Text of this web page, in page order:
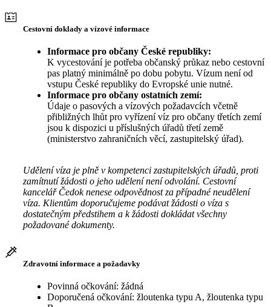
Cestovní doklady a vízové informace
Informace pro občany České republiky:
K vycestování je potřeba občanský průkaz nebo cestovní
pas platný minimálně po dobu pobytu. Vízum není od
vstupu České republiky do Evropské unie nutné.
Informace pro občany ostatních zemí:
Údaje o pasových a vízových požadavcích včetně
přibližných lhůt pro vyřízení víz pro občany třetích zemí
jsou k dispozici u příslušných úřadů třetí země
(ministerstvo zahraničních věcí, zastupitelský úřad).
Udělení víza je plně v kompetenci zastupitelských úřadů, proti
zamítnutí žádosti o jeho udělení není odvolání. Cestovní
kancelář Čedok nenese odpovědnost za případné neudělení
víza. Klientům doporučujeme podávat žádosti o víza s
dostatečným předstihem a k žádosti dokládat všechny
požadované dokumenty.
Zdravotní informace a požadavky
Povinná očkování: žádná
Doporučená očkování: žloutenka typu A, žloutenka typu